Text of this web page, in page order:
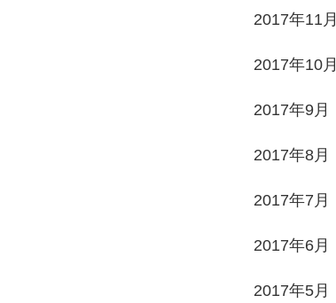
2017年11月
2017年10月
2017年9月
2017年8月
2017年7月
2017年6月
2017年5月